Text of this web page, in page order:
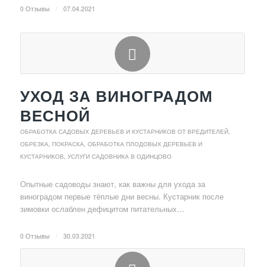
0 Отзывы 07.04.2021
УХОД ЗА ВИНОГРАДОМ
ВЕСНОЙ
ОБРАБОТКА САДОВЫХ ДЕРЕВЬЕВ И КУСТАРНИКОВ ОТ ВРЕДИТЕЛЕЙ,
ОБРЕЗКА, ПОКРАСКА, ОБРАБОТКА ПЛОДОВЫХ ДЕРЕВЬЕВ И
КУСТАРНИКОВ УСЛУГИ САДОВНИКА В ОДИНЦОВО
Опытные садоводы знают, как важны для ухода за
виноградом первые тёплые дни весны. Кустарник после
зимовки ослаблен дефицитом питательных…
0 Отзывы 30.03.2021